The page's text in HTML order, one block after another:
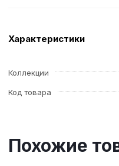
Характеристики
Коллекции
Код товара
Похожие